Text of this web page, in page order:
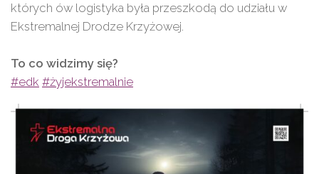
których ów logistyka była przeszkodą do udziału w
Ekstremalnej Drodze Krzyżowej.
To co widzimy się?
#edk #żyjekstremalnie